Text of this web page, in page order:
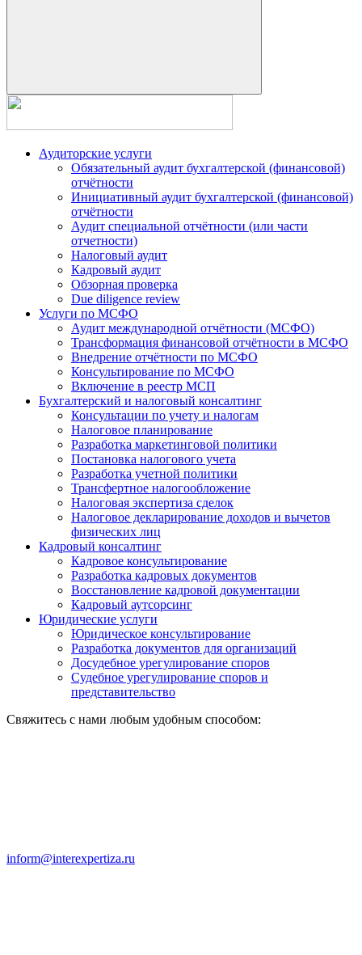
Аудиторские услуги
Обязательный аудит бухгалтерской (финансовой)
отчётности
Инициативный аудит бухгалтерской (финансовой)
отчётности
Аудит специальной отчётности (или части
отчетности)
Налоговый аудит
Кадровый аудит
Обзорная проверка
Due diligence review
Услуги по МСФО
Аудит международной отчётности (МСФО)
Трансформация финансовой отчётности в МСФО
Внедрение отчётности по МСФО
Консультирование по МСФО
Включение в реестр МСП
Бухгалтерский и налоговый консалтинг
Консультации по учету и налогам
Налоговое планирование
Разработка маркетинговой политики
Постановка налогового учета
Разработка учетной политики
Трансфертное налогообложение
Налоговая экспертиза сделок
Налоговое декларирование доходов и вычетов
физических лиц
Кадровый консалтинг
Кадровое консультирование
Разработка кадровых документов
Восстановление кадровой документации
Кадровый аутсорсинг
Юридические услуги
Юридическое консультирование
Разработка документов для организаций
Досудебное урегулирование споров
Судебное урегулирование споров и
представительство
Свяжитесь с нами любым удобным способом:
inform@interexpertiza.ru